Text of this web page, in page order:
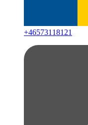
+46573118121